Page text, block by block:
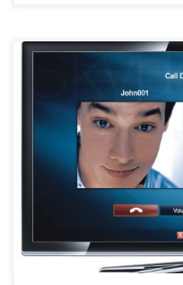
Microsoft недавно объявила
домашних телевизоров.
этого Microsoft не планирует
данного программного
владелец Smart TV мог (и